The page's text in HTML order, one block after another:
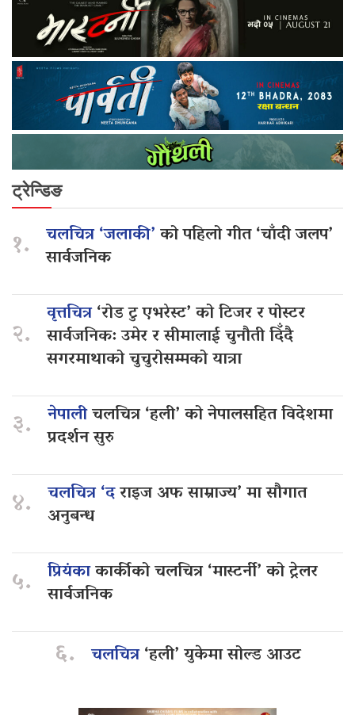
ट्रेन्डिङ
१. चलचित्र ‘जलाकी’को पहिलो गीत ‘चाँदी जलप’
सार्वजनिक
२.
वृत्तचित्र‘रोड टु एभरेस्ट’ को टिजर र पोस्टर
सार्वजनिक: उमेर र सीमालाई चुनौती दिँदै
सगरमाथाको चुचुरोसम्मको यात्रा
३. नेपालीचलचित्र ‘हली’ को नेपालसहित विदेशमा
प्रदर्शन सुरु
४. चलचित्र ‘दराइज अफ साम्राज्य’ मा सौगात
अनुबन्ध
५. प्रियंकाकार्कीको चलचित्र ‘मास्टर्नी’ को ट्रेलर
सार्वजनिक
६. चलचित्र‘हली’ युकेमा सोल्ड आउट